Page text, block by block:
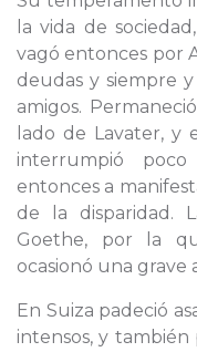
la vida de
vagó entonces por
deudas y siempre
amigos.
lado de Lavater, y
interrumpió poco
entonces a
de la disparidad.
Goethe, por la
ocasionó una grave
En Suiza padeció
intensos, y